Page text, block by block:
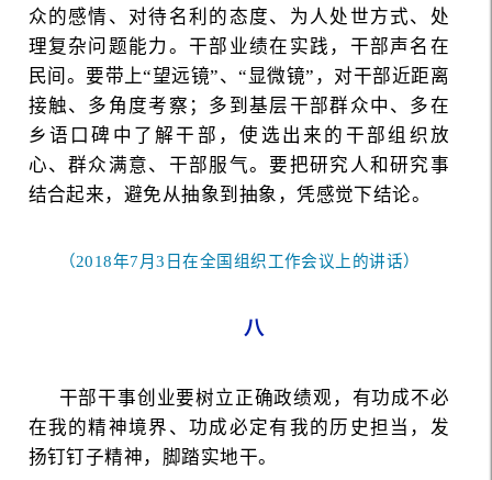
众的感情、对待名利的态度、为人处世方式、处
理复杂问题能力。干部业绩在实践，干部声名在
民间。要带上“望远镜”、“显微镜”，对干部近距离
接触、多角度考察；多到基层干部群众中、多在
乡语口碑中了解干部，使选出来的干部组织放
心、群众满意、干部服气。要把研究人和研究事
结合起来，避免从抽象到抽象，凭感觉下结论。
（2018年7月3日在全国组织工作会议上的讲话）
八
干部干事创业要树立正确政绩观，有功成不必
在我的精神境界、功成必定有我的历史担当，发
扬钉钉子精神，脚踏实地干。